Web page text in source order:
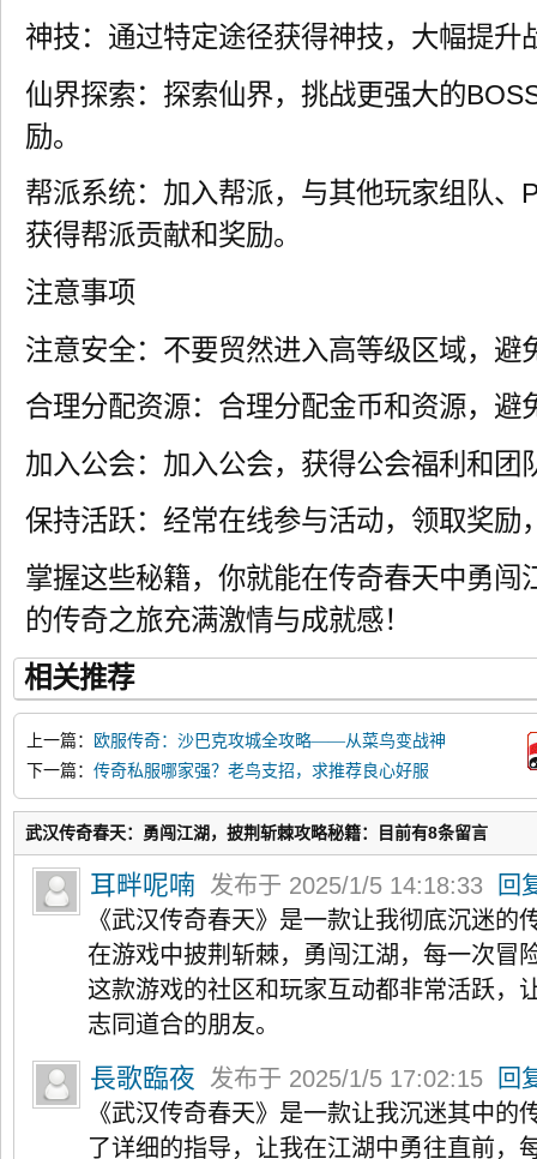
神技：通过特定途径获得神技，大幅提升
仙界探索：探索仙界，挑战更强大的
励。
帮派系统：加入帮派，与其他玩家组队、
获得帮派贡献和奖励。
注意事项
注意安全：不要贸然进入高等级区域，避
合理分配资源：合理分配金币和资源，避
加入公会：加入公会，获得公会福利和团
保持活跃：经常在线参与活动，领取奖励
掌握这些秘籍，你就能在传奇春天中勇闯
的传奇之旅充满激情与成就感！
相关推荐
上一篇：
欧服传奇：沙巴克攻城全攻略——从菜鸟变战神
下一篇： 传奇私服哪家强？老鸟支招，求推荐良心好服
武汉传奇春天：勇闯江湖，披荆斩棘攻略秘籍：目前有8条留言
耳畔呢喃 发布于 2025/1/5 14:18:33
回
《武汉传奇春天》是一款让我彻底沉迷的
在游戏中披荆斩棘，勇闯江湖，每一次冒
这款游戏的社区和玩家互动都非常活跃，
志同道合的朋友。
長歌臨夜 发布于 2025/1/5 17:02:15
回
《武汉传奇春天》是一款让我沉迷其中的
了详细的指导，让我在江湖中勇往直前，